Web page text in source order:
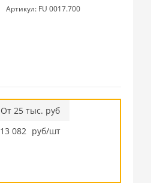
Артикул: FU 0017.700
От 25 тыс. руб
13 082 руб/шт